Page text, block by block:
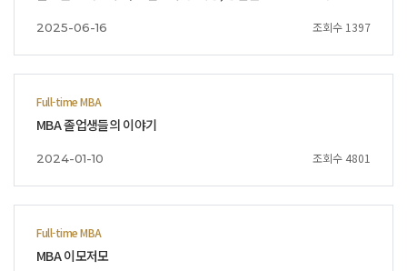
2025-06-16 조회수 1397
Full-time MBA
MBA 졸업생들의 이야기
2024-01-10 조회수 4801
Full-time MBA
MBA 이모저모